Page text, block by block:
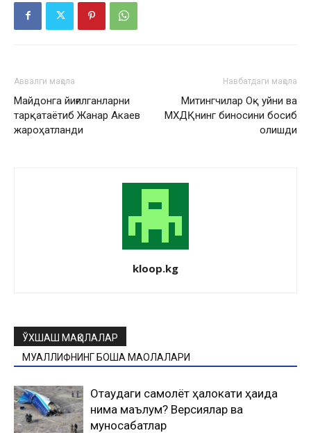
Аввалги мақола
Майдонга йиғилганларни
тарқатаётиб Жанар Акаев
жароҳатланди
Навбатдаги мақола
Митингчилар Оқ уйни ва
МХДҚнинг биносини босиб
олишди
kloop.kg
ЎХШАШ МАҚОЛАЛАР
МУАЛЛИФНИНГ БОШҚА МАҚОЛАЛАРИ
Оқтаудаги самолёт ҳалокати ҳақида
нима маълум? Версиялар ва
муносабатлар